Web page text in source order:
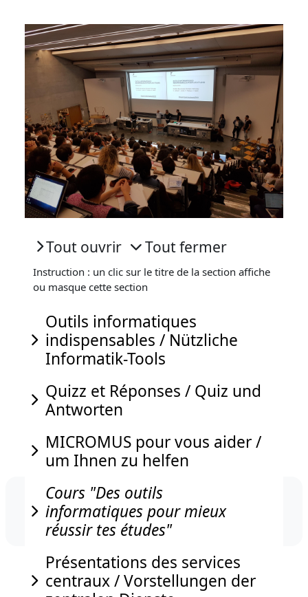
Fermer
Tout ouvrir Ouvrir
Tout fermer
Instruction : un clic sur le titre de la section affiche
ou masque cette section
Fermer
Outils informatiques
indispensables / Nützliche
Informatik-Tools
Fermer
Quizz et Réponses / Quiz und
Antworten
Fermer
MICROMUS pour vous aider /
um Ihnen zu helfen
Fermer
Cours "Des outils
informatiques pour mieux
réussir tes études"
Fermer
Présentations des services
centraux / Vorstellungen der